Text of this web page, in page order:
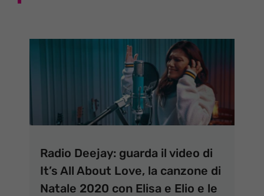
Radio Deejay: guarda il video di
It’s All About Love, la canzone di
Natale 2020 con Elisa e Elio e le